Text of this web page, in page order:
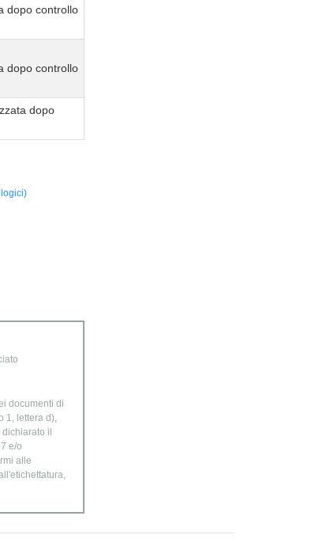
dopo controllo
dopo controllo
dopo
documenti di
1, lettera d),
il
e/o
alle